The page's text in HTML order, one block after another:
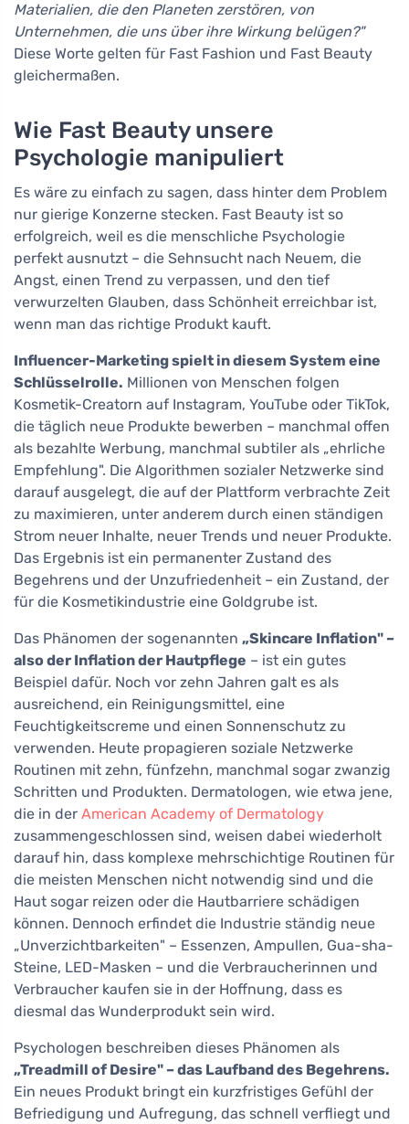
Materialien, die den Planeten zerstören, von
Unternehmen, die uns über ihre Wirkung belügen?"
Diese Worte gelten für Fast Fashion und Fast Beauty
gleichermaßen.
Wie Fast Beauty unsere
Psychologie manipuliert
Es wäre zu einfach zu sagen, dass hinter dem Problem
nur gierige Konzerne stecken. Fast Beauty ist so
erfolgreich, weil es die menschliche Psychologie
perfekt ausnutzt – die Sehnsucht nach Neuem, die
Angst, einen Trend zu verpassen, und den tief
verwurzelten Glauben, dass Schönheit erreichbar ist,
wenn man das richtige Produkt kauft.
Influencer-Marketing spielt in diesem System eine
Schlüsselrolle. Millionen von Menschen folgen
Kosmetik-Creatorn auf Instagram, YouTube oder TikTok,
die täglich neue Produkte bewerben – manchmal offen
als bezahlte Werbung, manchmal subtiler als „ehrliche
Empfehlung". Die Algorithmen sozialer Netzwerke sind
darauf ausgelegt, die auf der Plattform verbrachte Zeit
zu maximieren, unter anderem durch einen ständigen
Strom neuer Inhalte, neuer Trends und neuer Produkte.
Das Ergebnis ist ein permanenter Zustand des
Begehrens und der Unzufriedenheit – ein Zustand, der
für die Kosmetikindustrie eine Goldgrube ist.
Das Phänomen der sogenannten „Skincare Inflation" –
also der Inflation der Hautpflege – ist ein gutes
Beispiel dafür. Noch vor zehn Jahren galt es als
ausreichend, ein Reinigungsmittel, eine
Feuchtigkeitscreme und einen Sonnenschutz zu
verwenden. Heute propagieren soziale Netzwerke
Routinen mit zehn, fünfzehn, manchmal sogar zwanzig
Schritten und Produkten. Dermatologen, wie etwa jene,
die in der American Academy of Dermatology
zusammengeschlossen sind, weisen dabei wiederholt
darauf hin, dass komplexe mehrschichtige Routinen für
die meisten Menschen nicht notwendig sind und die
Haut sogar reizen oder die Hautbarriere schädigen
können. Dennoch erfindet die Industrie ständig neue
„Unverzichtbarkeiten" – Essenzen, Ampullen, Gua-sha-
Steine, LED-Masken – und die Verbraucherinnen und
Verbraucher kaufen sie in der Hoffnung, dass es
diesmal das Wunderprodukt sein wird.
Psychologen beschreiben dieses Phänomen als
„Treadmill of Desire" – das Laufband des Begehrens.
Ein neues Produkt bringt ein kurzfristiges Gefühl der
Befriedigung und Aufregung, das schnell verfliegt und